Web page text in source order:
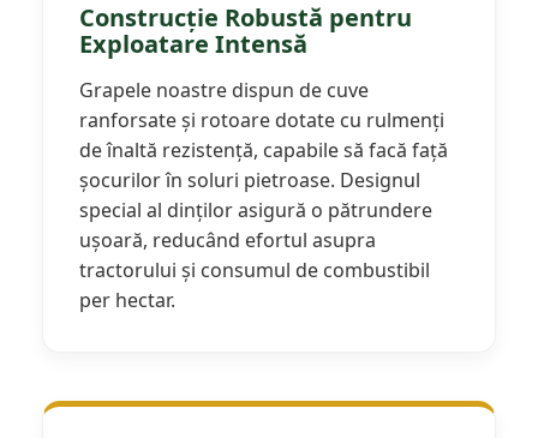
Utilaje usturoi
Înfoliatoare Baloţi
Construcție Robustă pentru
Exploatare Intensă
Grapele noastre dispun de cuve
ranforsate și rotoare dotate cu rulmenți
de înaltă rezistență, capabile să facă față
șocurilor în soluri pietroase. Designul
special al dinților asigură o pătrundere
ușoară, reducând efortul asupra
tractorului și consumul de combustibil
per hectar.